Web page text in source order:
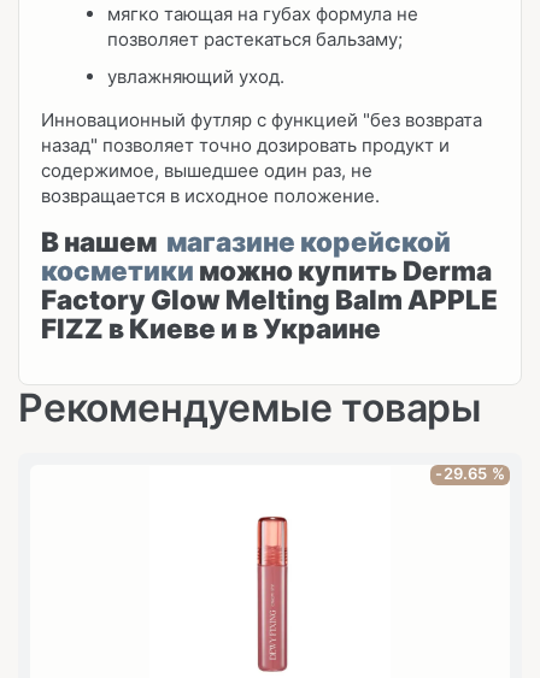
мягко тающая на губах формула не
позволяет растекаться бальзаму;
увлажняющий уход.
Инновационный футляр с функцией "без возврата
назад" позволяет точно дозировать продукт и
содержимое, вышедшее один раз, не
возвращается в исходное положение.
В нашем магазине корейской
косметики можно купить Derma
Factory Glow Melting Balm APPLE
FIZZ в Киеве и в Украине
Рекомендуемые товары
-29.65 %